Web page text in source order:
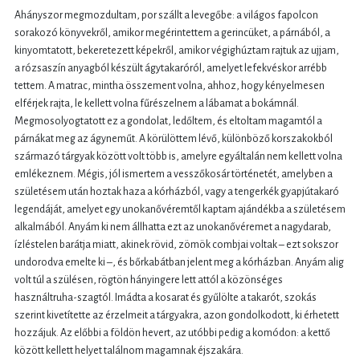
Ahányszor megmozdultam, por szállt a levegőbe: a világos fapolcon
sorakozó könyvekről, amikor megérintettem a gerincüket, a párnából, a
kinyomtatott, bekeretezett képekről, amikor végighúztam rajtuk az ujjam,
a rózsaszín anyagból készült ágytakaróról, amelyet lefekvéskor arrébb
tettem. A matrac, mintha összement volna, ahhoz, hogy kényelmesen
elférjek rajta, le kellett volna fűrészelnem a lábamat a bokámnál.
Megmosolyogtatott ez a gondolat, ledőltem, és eltoltam magamtól a
párnákat meg az ágyneműt. A körülöttem lévő, különböző korszakokból
származó tárgyak között volt több is, amelyre egyáltalán nem kellett volna
emlékeznem. Mégis, jól ismertem a vesszőkosár történetét, amelyben a
születésem után hoztak haza a kórházból, vagy a tengerkék gyapjútakaró
legendáját, amelyet egy unokanővéremtől kaptam ajándékba a születésem
alkalmából. Anyám ki nem állhatta ezt az unokanővéremet a nagydarab,
ízléstelen barátja miatt, akinek rövid, zömök combjai voltak – ezt sokszor
undorodva emelte ki –, és bőrkabátban jelent meg a kórházban. Anyám alig
volt túl a szülésen, rögtön hányingere lett attól a közönséges
használtruha-szagtól. Imádta a kosarat és gyűlölte a takarót, szokás
szerint kivetítette az érzelmeit a tárgyakra, azon gondolkodott, ki érhetett
hozzájuk. Az előbbi a földön hevert, az utóbbi pedig a komódon: a kettő
között kellett helyet találnom magamnak éjszakára.